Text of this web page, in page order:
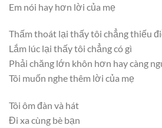
Em nói hay hơn lời của mẹ
Thấm thoát lại thấy tôi chẳng thiếu
Lắm lúc lại thấy tôi chẳng có gì
Phải chăng lớn khôn hơn hay càng
Tôi muốn nghe thêm lời của mẹ
Tôi ôm đàn và hát
Đi xa cùng bè bạn